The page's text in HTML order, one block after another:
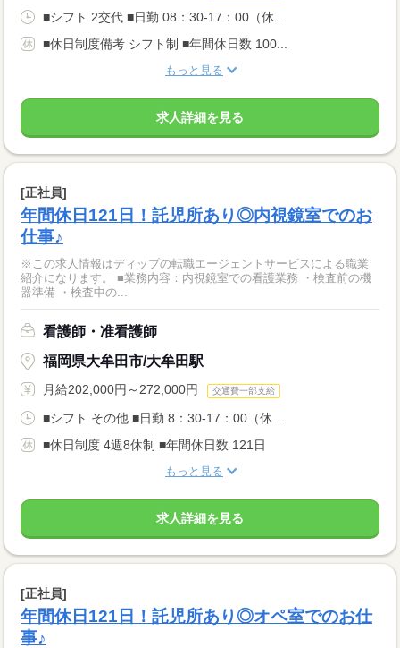
■シフト 2交代 ■日勤 08：30-17：00（休...
■休日制度備考 シフト制 ■年間休日数 100...
もっと見る
求人詳細を見る
[正社員]
年間休日121日！託児所あり◎内視鏡室でのお
仕事♪
※この求人情報はディップの転職エージェントサービスによる職業
紹介になります。 ■業務内容：内視鏡室での看護業務 ・検査前の機
器準備 ・検査中の...
看護師・准看護師
福岡県大牟田市/大牟田駅
月給202,000円～272,000円 交通費一部支給
■シフト その他 ■日勤 8：30-17：00（休...
■休日制度 4週8休制 ■年間休日数 121日
もっと見る
求人詳細を見る
[正社員]
年間休日121日！託児所あり◎オペ室でのお仕
事♪